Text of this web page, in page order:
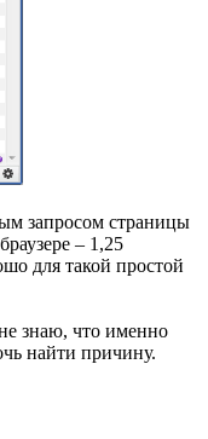
запросом страницы
– 1,25
для такой простой
знаю, что именно
найти причину.